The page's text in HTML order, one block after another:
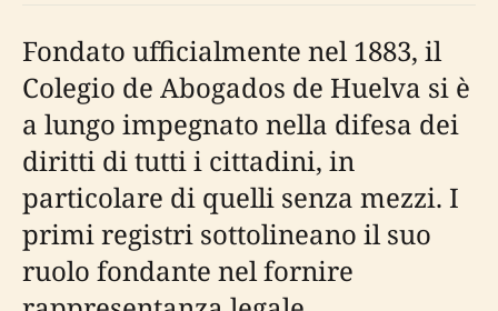
Fondato ufficialmente nel 1883, il
Colegio de Abogados de Huelva si è
a lungo impegnato nella difesa dei
diritti di tutti i cittadini, in
particolare di quelli senza mezzi. I
primi registri sottolineano il suo
ruolo fondante nel fornire